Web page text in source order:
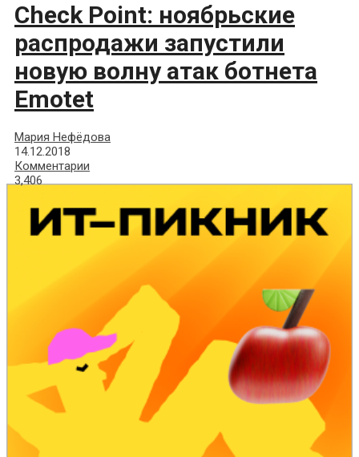
Check Point: ноябрьские
распродажи запустили
новую волну атак ботнета
Emotet
Мария Нефёдова
14.12.2018
Комментарии
3,406